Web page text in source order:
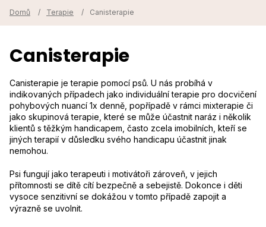
Osvěta
Kontakty
Chci pomoci
Domů / Terapie / Canisterapie
Canisterapie
Canisterapie je terapie pomocí psů. U nás probíhá v
indikovaných případech jako individuální terapie pro docvičení
pohybových nuancí 1x denně, popřípadě v rámci mixterapie či
jako skupinová terapie, které se může účastnit naráz i několik
klientů s těžkým handicapem, často zcela imobilních, kteří se
jiných terapií v důsledku svého handicapu účastnit jinak
nemohou.
Psi fungují jako terapeuti i motivátoři zároveň, v jejich
přítomnosti se dítě cítí bezpečně a sebejistě. Dokonce i děti
vysoce senzitivní se dokážou v tomto případě zapojit a
výrazně se uvolnit.